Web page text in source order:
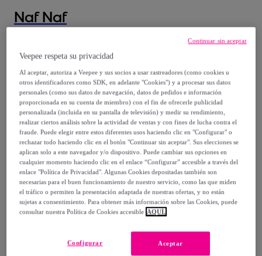
Naf Naf
LOTE DE 2 PAÑOS DE COCINA DE
NAVIDAD HOLLY JOLLY 50x70 cm
Modelo: 50x70 cm
16,99 €
37,00 €
-54%
Vendido porGrupo BC Fabrics
Están agotándose
Veepee respeta su privacidad
Al aceptar, autoriza a Veepee y sus socios a usar rastreadores (como cookies u
otros identificadores como SDK, en adelante "Cookies") y a procesar sus datos
personales (como sus datos de navegación, datos de pedidos e información
proporcionada en su cuenta de miembro) con el fin de ofrecerle publicidad
personalizada (incluida en su pantalla de televisión) y medir su rendimiento,
realizar ciertos análisis sobre la actividad de ventas y con fines de lucha contra el
fraude. Puede elegir entre estos diferentes usos haciendo clic en "Configurar" o
rechazar todo haciendo clic en el botón "Continuar sin aceptar". Sus elecciones se
aplican solo a este navegador y/o dispositivo. Puede cambiar sus opciones en
cualquier momento haciendo clic en el enlace “Configurar” accesible a través del
enlace "Política de Privacidad". Algunas Cookies depositadas también son
necesarias para el buen funcionamiento de nuestro servicio, como las que miden
el tráfico o permiten la presentación adaptada de nuestras ofertas, y no están
sujetas a consentimiento. Para obtener más información sobre las Cookies, puede
consultar nuestra Política de Cookies accesible AQUÍ.
Aceptar
Configurar
Continuar sin aceptar